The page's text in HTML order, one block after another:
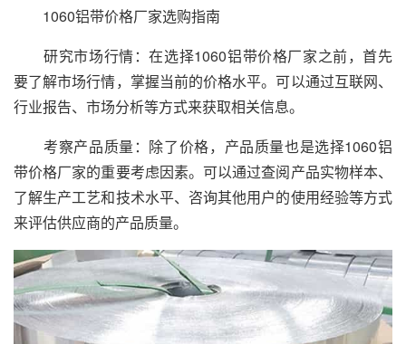
1060铝带价格厂家选购指南
研究市场行情：在选择1060铝带价格厂家之前，首先
要了解市场行情，掌握当前的价格水平。可以通过互联网、
行业报告、市场分析等方式来获取相关信息。
考察产品质量：除了价格，产品质量也是选择1060铝
带价格厂家的重要考虑因素。可以通过查阅产品实物样本、
了解生产工艺和技术水平、咨询其他用户的使用经验等方式
来评估供应商的产品质量。